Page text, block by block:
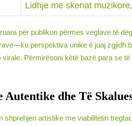
Lidhje me skenat
për publikun përmes veglave të
perspektiva unike e juaj zgjidh
Përmirësoni këtë bazë para se
dhe Të
shprehjen artistike me viabilitetin